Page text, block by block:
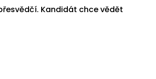
Kandidát chce vědět